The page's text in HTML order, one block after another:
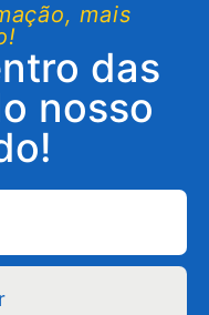
mais
das
nosso